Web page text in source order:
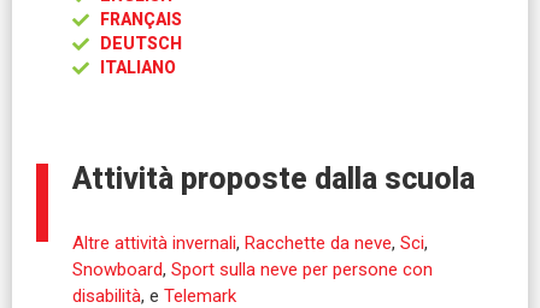
FRANÇAIS
DEUTSCH
ITALIANO
Attività proposte dalla scuola
Altre attività invernali, Racchette da neve, Sci,
Snowboard, Sport sulla neve per persone con
disabilità, e Telemark